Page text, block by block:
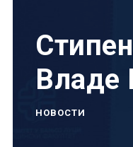
Владе
НОВОСТИ